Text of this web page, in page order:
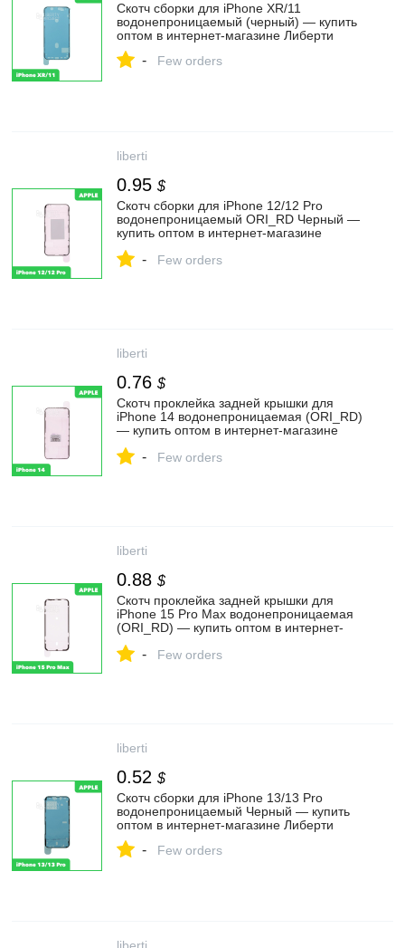
Скотч сборки для iPhone XR/11
водонепроницаемый (черный) — купить
оптом в интернет-магазине Либерти
- Few orders
liberti
0.95 $
Скотч сборки для iPhone 12/12 Pro
водонепроницаемый ORI_RD Черный —
купить оптом в интернет-магазине
- Few orders
liberti
0.76 $
Скотч проклейка задней крышки для
iPhone 14 водонепроницаемая (ORI_RD)
— купить оптом в интернет-магазине
- Few orders
liberti
0.88 $
Скотч проклейка задней крышки для
iPhone 15 Pro Max водонепроницаемая
(ORI_RD) — купить оптом в интернет-
- Few orders
liberti
0.52 $
Скотч сборки для iPhone 13/13 Pro
водонепроницаемый Черный — купить
оптом в интернет-магазине Либерти
- Few orders